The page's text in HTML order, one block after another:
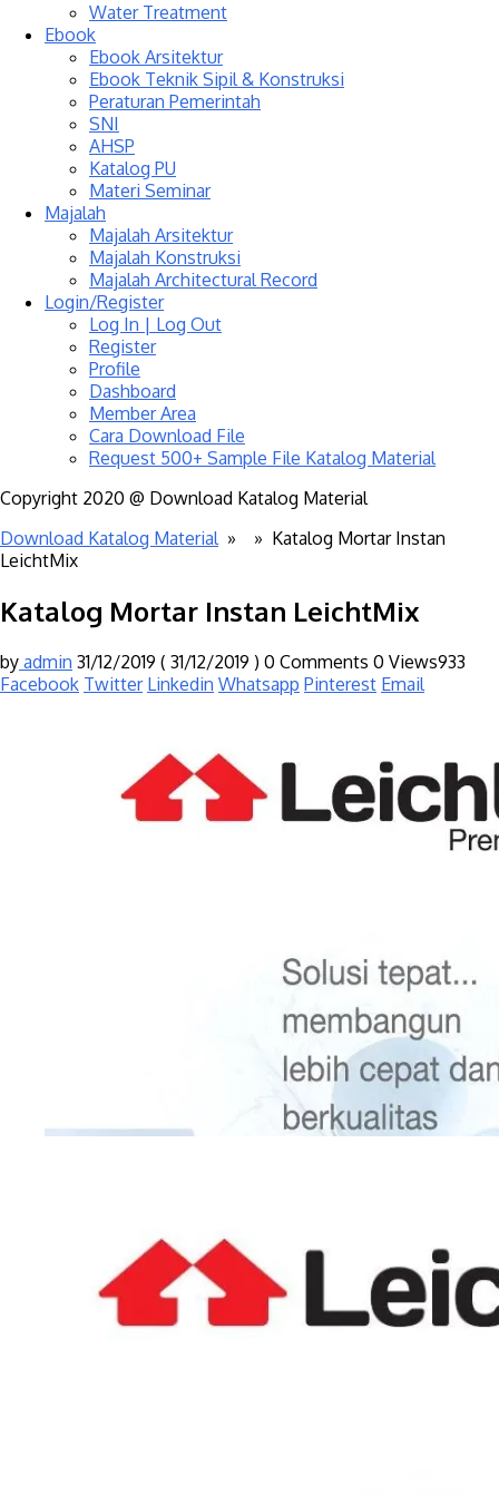
Water Treatment
Ebook
Ebook Arsitektur
Ebook Teknik Sipil & Konstruksi
Peraturan Pemerintah
SNI
AHSP
Katalog PU
Materi Seminar
Majalah
Majalah Arsitektur
Majalah Konstruksi
Majalah Architectural Record
Login/Register
Log In | Log Out
Register
Profile
Dashboard
Member Area
Cara Download File
Request 500+ Sample File Katalog Material
Copyright 2020 @ Download Katalog Material
Download Katalog Material» » Katalog Mortar Instan
LeichtMix
Katalog Mortar Instan LeichtMix
by admin 31/12/2019 ( 31/12/2019 ) 0 Comments 0 Views933
Facebook Twitter Linkedin Whatsapp Pinterest Email